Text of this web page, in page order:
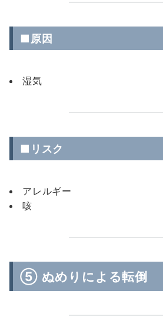
■原因
湿気
■リスク
アレルギー
咳
⑤ ぬめりによる転倒